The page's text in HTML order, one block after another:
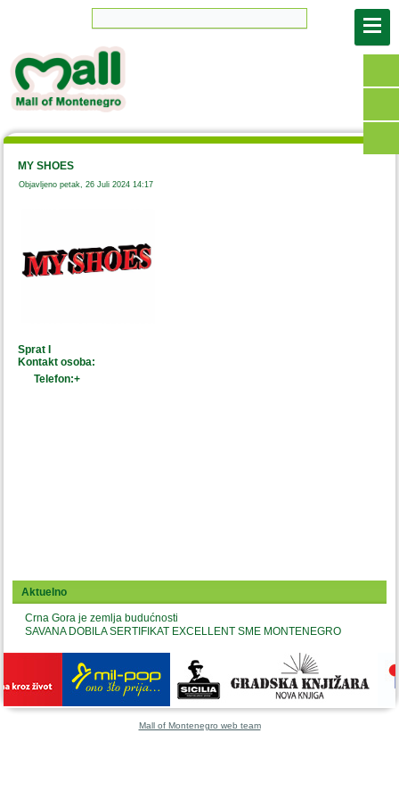
MY SHOES
Objavljeno petak, 26 Juli 2024 14:17
Sprat I
Kontakt osoba:
Telefon:+
Aktuelno
Crna Gora je zemlja budućnosti
SAVANA DOBILA SERTIFIKAT EXCELLENT SME MONTENEGRO
Mall of Montenegro web team